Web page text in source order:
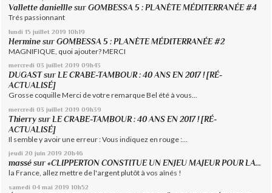
Vallette daniellle surGOMBESSA 5 : PLANÈTE MÉDITERRANÉE #4
Trés passionnant
lundi 15 juillet 2019 10h19
Hermine surGOMBESSA 5 : PLANÈTE MÉDITERRANÉE #2
MAGNIFIQUE, quoi ajouter? MERCI
mercredi 03 juillet 2019 09h43
DUGASTsurLE CRABE-TAMBOUR : 40 ANS EN 2017 ! [RÉ-
ACTUALISÉ]
Grosse coquille Merci de votre remarque Bel été à vous...
mercredi 03 juillet 2019 09h39
Thierry sur LE CRABE-TAMBOUR : 40 ANS EN 2017 ! [RÉ-
ACTUALISÉ]
Il semble y avoir une erreur : Vous indiquez en rouge :...
jeudi 20 juin 2019 20h46
massé sur«CLIPPERTON CONSTITUE UN ENJEU MAJEUR POUR LA...
la France, allez mettre de l'argent plutôt à vos aînés !
samedi 04 mai 2019 10h52